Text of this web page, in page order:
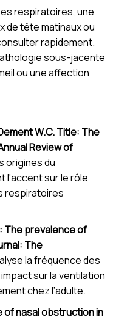
respiratoires, une
de tête matinaux ou
rapidement.
sous-jacente
ou une affection
W.C. Title: The
Review of
origines du
l'accent sur le rôle
respiratoires
The prevalence of
The
la fréquence des
sur la ventilation
chez l’adulte.
of nasal obstruction in